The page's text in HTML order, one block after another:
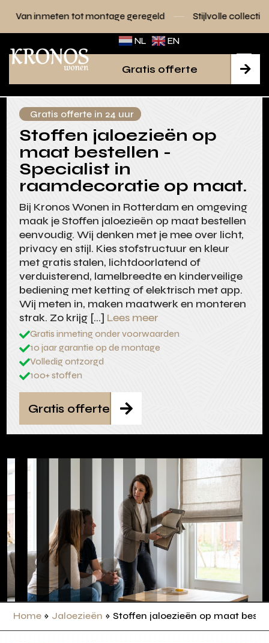
tot montage geregeld Stijlvolle collecties voor elk
NL EN

Gratis offerte
Gratis offerte in 24 uur
Stoffen jaloezieën op
maat bestellen -
Specialist in
raamdecoratie op maat.
Bij Kronos Wonen in Rotterdam en omgeving
maak je Stoffen jaloezieën op maat bestellen
eenvoudig. Wij denken met je mee over licht,
privacy en stijl. Kies stofstructuur en kleur
met gratis stalen, lichtdoorlatend of
verduisterend, lamelbreedte en kinderveilige
bediening met ketting of elektrisch met app.
Wij meten in, maken maatwerk en monteren
strak. Zo krijg […] Lees meer
Gratis inmeting onder voorwaarden
10 jaar garantie op de montage
Volledig ontzorgd
100+ stoffen

Gratis offerte
Home » Jaloezieën »Stoffen jaloezieën op maat